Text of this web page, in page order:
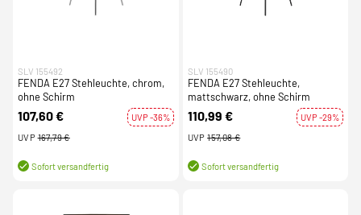
SLV 155492
FENDA E27 Stehleuchte, chrom,
ohne Schirm
107,60 €
UVP -36%
UVP 167,79 €
Sofort versandfertig
SLV 155490
FENDA E27 Stehleuchte,
mattschwarz, ohne Schirm
110,99 €
UVP -29%
UVP 157,08 €
Sofort versandfertig